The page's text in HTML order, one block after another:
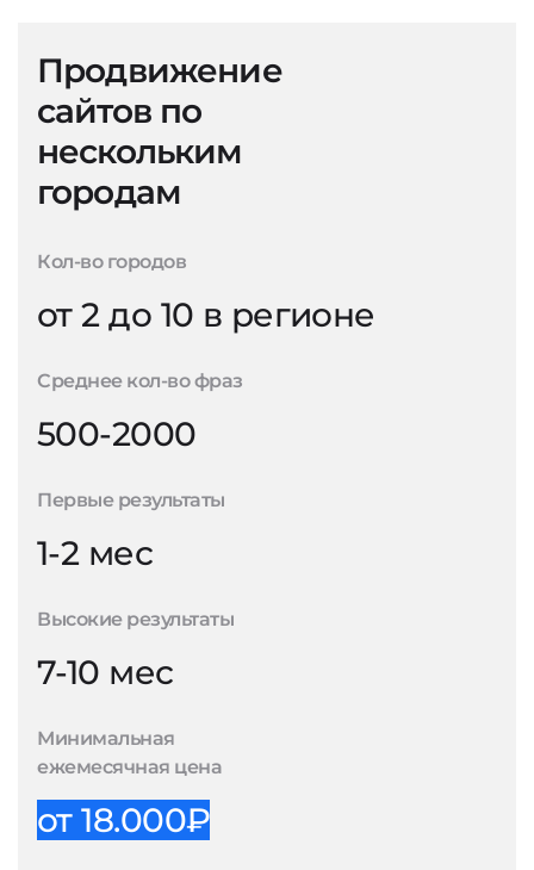
Продвижение
сайтов по
нескольким
городам
Кол-во городов
от 2 до 10 в регионе
Среднее кол-во фраз
500-2000
Первые результаты
1-2 мес
Высокие результаты
7-10 мес
Минимальная
ежемесячная цена
от 18.000₽